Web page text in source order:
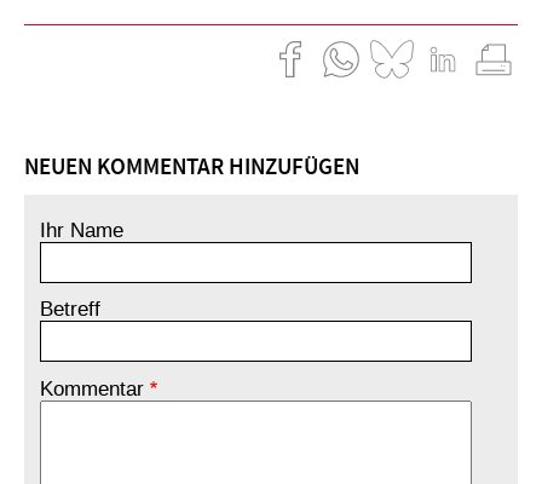
NEUEN KOMMENTAR HINZUFÜGEN
Ihr Name
Betreff
Kommentar